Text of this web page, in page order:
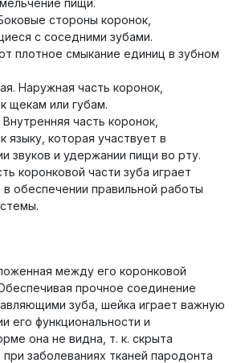
стороны коронок,
с соседними зубами.
плотное смыкание единиц в зубном
Наружная часть коронок,
щекам или губам.
Внутренняя часть коронок,
языку, которая участвует в
звуков и удержании пищи во рту.
коронковой части зуба играет
обеспечении правильной работы
между его коронковой
прочное соединение
зуба, шейка играет важную
его функциональности и
она не видна, т. к. скрыта
заболеваниях тканей пародонта